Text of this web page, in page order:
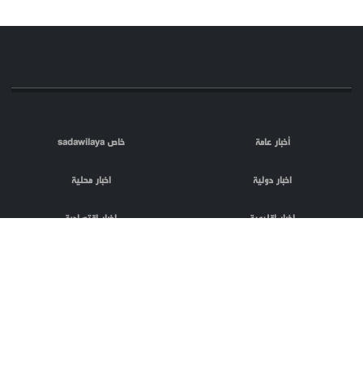
أخبار عامة خاص sadawilaya
اخبار دولية اخبار محلية
اخبار اقليمية اخبار اقتصادية